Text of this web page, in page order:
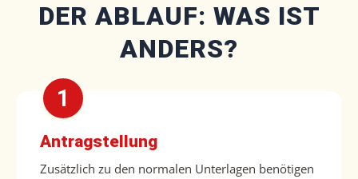
DER ABLAUF: WAS IST
ANDERS?
Antragstellung
Zusätzlich zu den normalen Unterlagen benötigen